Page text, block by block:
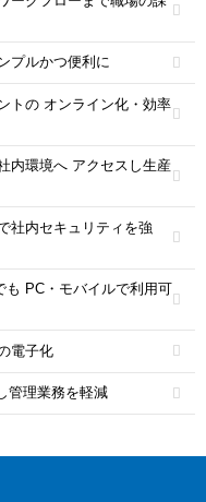
プルかつ便利に
トの オンライン化・効率
内環境へ アクセスし生産
社内セキュリティを強
PC・モバイルで利用可
電子化
管理業務を軽減